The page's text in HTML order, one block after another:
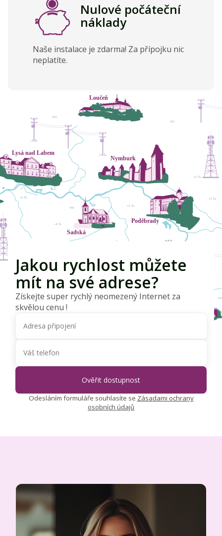
Nulové počáteční
náklady
Naše instalace je zdarma! Za přípojku nic
neplatíte.
Jakou rychlost můžete
mít na své adrese?
Získejte super rychlý neomezený Internet za
skvělou cenu !
Odesláním formuláře souhlasíte se Zásadami ochrany
osobních údajů